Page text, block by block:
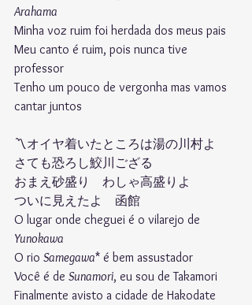
Arahama
Minha voz ruim foi herdada dos meus pais
Meu canto é ruim, pois nunca tive
professor
Tenho um pouco de vergonha mas vamos
cantar juntos
〽︎オイヤ着いたところは湯の川村よ
さても恐ろし鮫川ござる
おまえ砂盛り　わしゃ高盛りよ
ついに見えたよ　函館
O lugar onde cheguei é o vilarejo de
Yunokawa
O rio Samegawa* é bem assustador
Você é de Sunamori, eu sou de Takamori
Finalmente avisto a cidade de Hakodate